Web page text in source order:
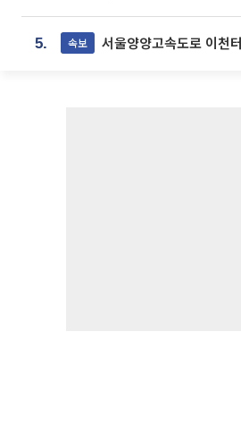
5. 속보 서울양양고속도로 이천